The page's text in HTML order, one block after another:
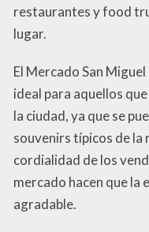
restaurantes y food
lugar.
El Mercado San
ideal para aquellos
la ciudad, ya que se
souvenirs típicos de la
cordialidad de los
mercado hacen que la
agradable.